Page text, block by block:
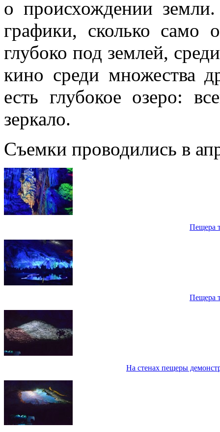
о происхождении
графики, сколько само
глубоко под землей,
кино среди множества
есть глубокое озеро:
зеркало.
Съемки проводились в
Пещера
Пещера
На стенах пещеры